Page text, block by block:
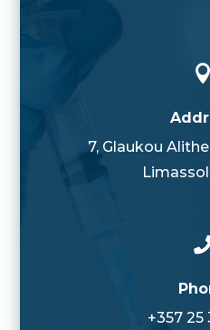

7, Glaukou
+357 25